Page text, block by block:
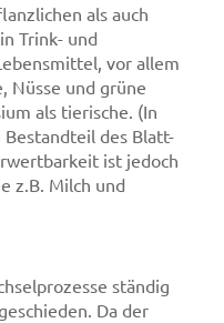
als auch
Trink- und
vor allem
Nüsse und grüne
als tierische. (In
des Blatt-
ist jedoch
z.B. Milch und
ständig
Da der